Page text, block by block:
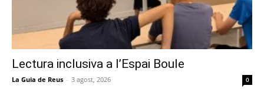
Lectura inclusiva a l’Espai Boule
La Guia de Reus - 3 agost, 2026 0